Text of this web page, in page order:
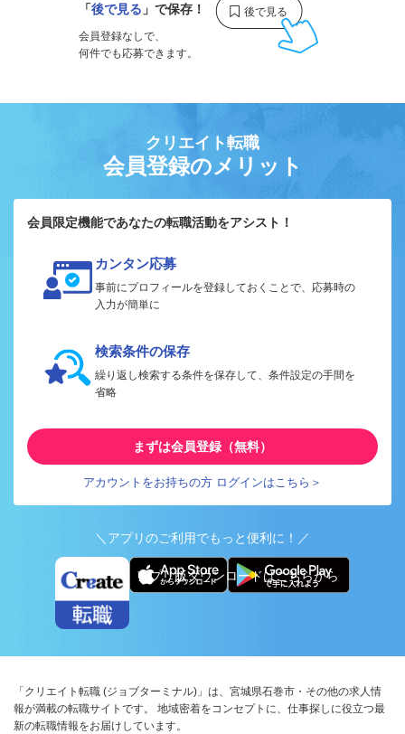
「後で見る 」で保存！
会員登録なしで、
何件でも応募できます。
クリエイト転職
会員登録のメリット
会員限定機能であなたの転職活動をアシスト！
カンタン応募
事前にプロフィールを登録しておくことで、応募時の
入力が簡単に
検索条件の保存
繰り返し検索する条件を保存して、条件設定の手間を
省略
まずは会員登録（無料）
アカウントをお持ちの方 ログインはこちら＞
＼アプリのご利用でもっと便利に！／
アプリ版ダウンロードはこちらから
「クリエイト転職 (ジョブターミナル)」は、宮城県石巻市・その他の求人情
報が満載の転職サイトです。 地域密着をコンセプトに、仕事探しに役立つ最
新の転職情報をお届けしています。